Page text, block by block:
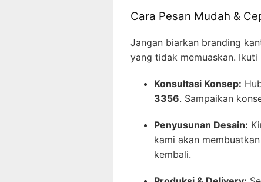
Cara Pesan Mudah &
Jangan biarkan branding
yang tidak memuaskan.
Konsultasi Konsep:
3356. Sampaikan
Penyusunan Desain:
kami akan
kembali.